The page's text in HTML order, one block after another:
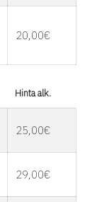
20,00€
Hinta alk.
25,00€
29,00€